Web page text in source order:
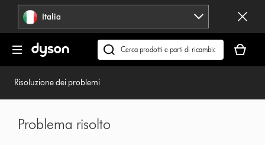
navigazione Italia
Cerca
su
carrello
è
Risoluzione dei problemi
Problema risolto